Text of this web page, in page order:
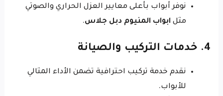
نوفر أبواب بأعلى معايير العزل الحراري والصوتي
مثل ابواب المنيوم دبل جلاس.
4. خدمات التركيب والصيانة
نقدم خدمة تركيب احترافية تضمن الأداء المثالي
للأبواب.